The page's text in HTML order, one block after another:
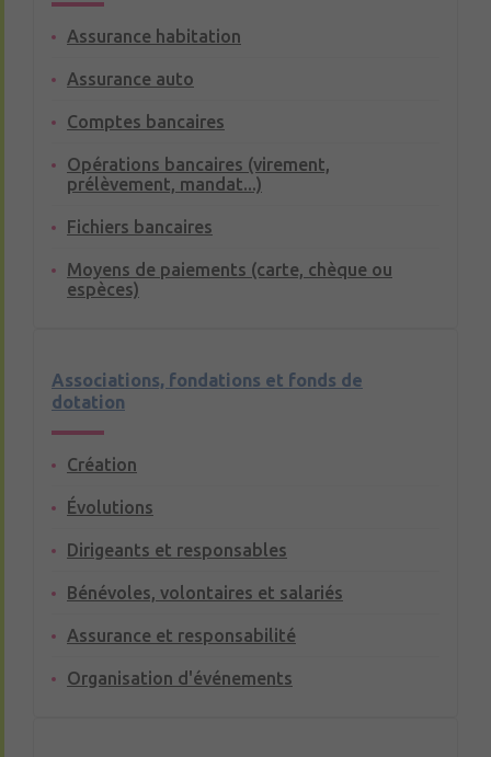
Assurance habitation
Assurance auto
Comptes bancaires
Opérations bancaires (virement,
prélèvement, mandat...)
Fichiers bancaires
Moyens de paiements (carte, chèque ou
espèces)
Associations, fondations et fonds de
dotation
Création
Évolutions
Dirigeants et responsables
Bénévoles, volontaires et salariés
Assurance et responsabilité
Organisation d'événements